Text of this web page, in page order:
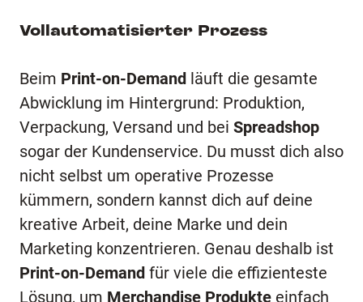
Vollautomatisierter Prozess
Beim Print-on-Demand läuft die gesamte
Abwicklung im Hintergrund: Produktion,
Verpackung, Versand und bei Spreadshop
sogar der Kundenservice. Du musst dich also
nicht selbst um operative Prozesse
kümmern, sondern kannst dich auf deine
kreative Arbeit, deine Marke und dein
Marketing konzentrieren. Genau deshalb ist
Print-on-Demand für viele die effizienteste
Lösung, um Merchandise Produkte einfach